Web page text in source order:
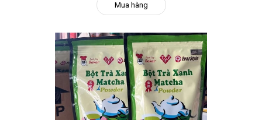
Mua hàng